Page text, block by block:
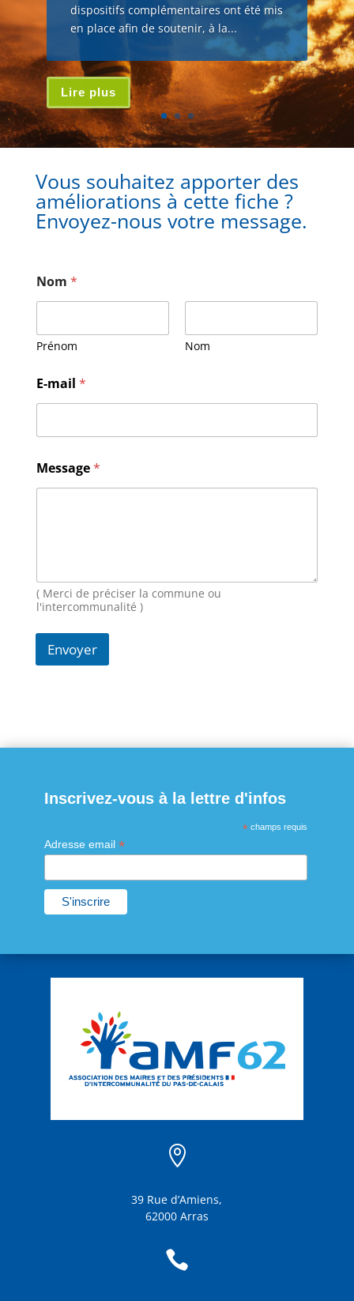
dispositifs complémentaires ont été mis
en place afin de soutenir, à la...
Lire plus
Vous souhaitez apporter des
améliorations à cette fiche ?
Envoyez-nous votre message.
Nom *
Prénom Nom
E-mail *
e
s
s
s
g
E
Message*
( Merci de préciser la commune ou
l'intercommunalité )
Envoyer
Inscrivez-vous à la lettre d'infos
* champs requis
Adresse email *

39 Rue d’Amiens,
62000 Arras
